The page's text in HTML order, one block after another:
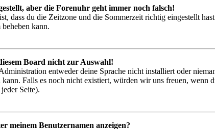
aber die Forenuhr geht immer noch falsch!
dass du die Zeitzone und die Sommerzeit richtig eingestellt
kann.
Board nicht zur Auswahl!
entweder deine Sprache nicht installiert oder
Falls es noch nicht existiert, würden wir uns freuen,
Seite).
meinem Benutzernamen anzeigen?